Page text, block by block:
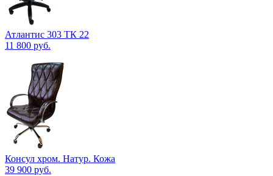
Атлантис 303 ТК 22
11 800 руб.
Консул хром. Натур. Кожа
39 900 руб.